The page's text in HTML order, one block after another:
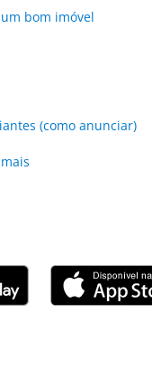
bom imóvel
(como anunciar)